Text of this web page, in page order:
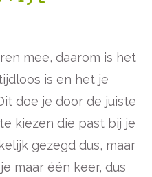
mee, daarom is het
is en het je
doe je door de juiste
kiezen die past bij je
gezegd dus, maar
maar één keer, dus